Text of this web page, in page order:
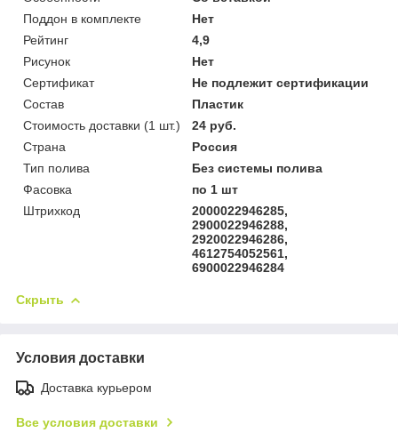
Поддон в комплекте
Нет
Рейтинг
4,9
Рисунок
Нет
Сертификат
Не подлежит сертификации
Состав
Пластик
Стоимость доставки (1 шт.)
24 руб.
Страна
Россия
Тип полива
Без системы полива
Фасовка
по 1 шт
Штрихкод
2000022946285,
2900022946288,
2920022946286,
4612754052561,
6900022946284
Скрыть
Условия доставки
Доставка курьером
Все условия доставки